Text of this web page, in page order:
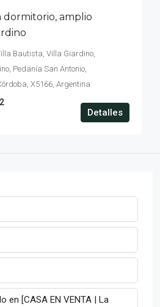
dormitorio, amplio
Bautista, Villa Giardino,
Pedanía San Antonio,
X5166, Argentina
Detalles